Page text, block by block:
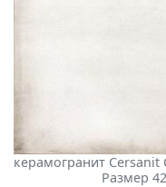
керамогранит Cersanit
Размер